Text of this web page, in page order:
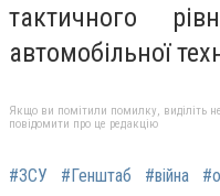
тактичного
автомобільної
Якщо ви помітили помилку, виділіть
повідомити про це редакцію
#ЗСУ #Генштаб #війна